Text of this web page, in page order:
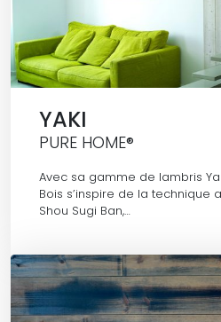
YAKI
PURE HOME®
Avec sa gamme de lambris
Bois s’inspire de la technique
Shou Sugi Ban,…